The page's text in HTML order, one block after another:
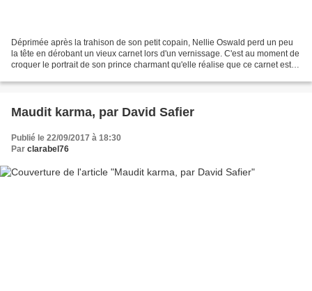
Déprimée après la trahison de son petit copain, Nellie Oswald perd un peu
la tête en dérobant un vieux carnet lors d'un vernissage. C'est au moment de
croquer le portrait de son prince charmant qu'elle réalise que ce carnet est
Maudit karma, par David Safier
Publié le 22/09/2017 à 18:30
Par clarabel76